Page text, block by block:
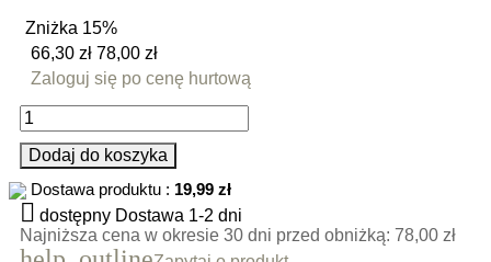
Zniżka 15%
66,30 zł 78,00 zł
Zaloguj się po cenę hurtową
Dodaj do koszyka
Dostawa produktu : 19,99 zł
 dostępny Dostawa 1-2 dni
Najniższa cena w okresie 30 dni przed obniżką: 78,00 zł